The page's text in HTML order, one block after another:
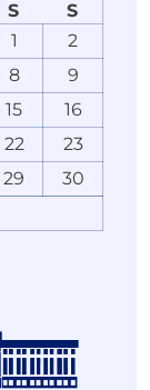
S
S
1
2
8
9
15
16
22
23
29
30